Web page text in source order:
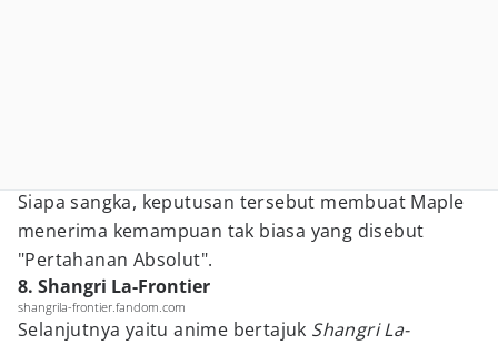
Siapa sangka, keputusan tersebut membuat Maple
menerima kemampuan tak biasa yang disebut
"Pertahanan Absolut".
8. Shangri La-Frontier
shangrila-frontier.fandom.com
Selanjutnya yaitu anime bertajuk Shangri La-